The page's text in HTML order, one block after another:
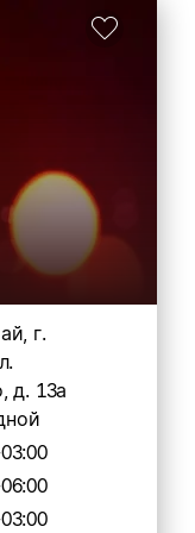
г.
д. 13а